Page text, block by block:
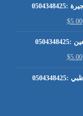
$5.00
$5.00